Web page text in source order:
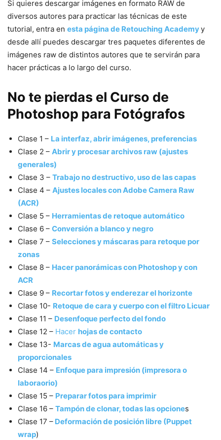
Si quieres descargar imágenes en formato RAW de
diversos autores para practicar las técnicas de este
tutorial, entra en esta página de Retouching Academyy
desde allí puedes descargar tres paquetes diferentes de
imágenes raw de distintos autores que te servirán para
hacer prácticas a lo largo del curso.
No te pierdas el Curso de
Photoshop para Fotógrafos
Clase 1 – La interfaz, abrir imágenes, preferencias
Clase 2 – Abrir y procesar archivos raw (ajustes
generales)
Clase 3 – Trabajo no destructivo, uso de las capas
Clase 4 – Ajustes locales con Adobe Camera Raw
(ACR)
Clase 5 – Herramientas de retoque automático
Clase 6 – Conversión a blanco y negro
Clase 7 – Selecciones y máscaras para retoque por
zonas
Clase 8 – Hacer panorámicas con Photoshop y con
ACR
Clase 9 – Recortar fotos y enderezar el horizonte
Clase 10- Retoque de cara y cuerpo con el filtro Licuar
Clase 11 – Desenfoque perfecto del fondo
Clase 12 – Hacer hojas de contacto
Clase 13- Marcas de agua automáticas y
proporcionales
Clase 14 – Enfoque para impresión (impresora o
laboraorio)
Clase 15 – Preparar fotos para imprimir
Clase 16 – Tampón de clonar, todas las opciones
Clase 17 – Deformación de posición libre (Puppet
wrap)